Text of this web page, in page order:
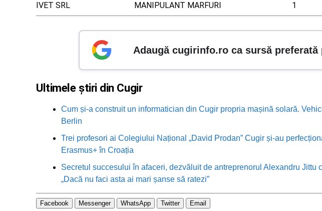
IVET SRL MANIPULANT MARFURI 1
Adaugă cugirinfo.ro ca sursă preferată
Ultimele știri din Cugir
Cum și-a construit un informatician din Cugir propria mașină solară.
Berlin
Trei profesori ai Colegiului Național „David Prodan” Cugir și-au
Erasmus+ în Croația
Secretul succesului în afaceri, dezvăluit de antreprenorul Alexandru Jittu
„Dacă nu faci asta ai mari șanse să ratezi”
Facebook Messenger WhatsApp Twitter Email